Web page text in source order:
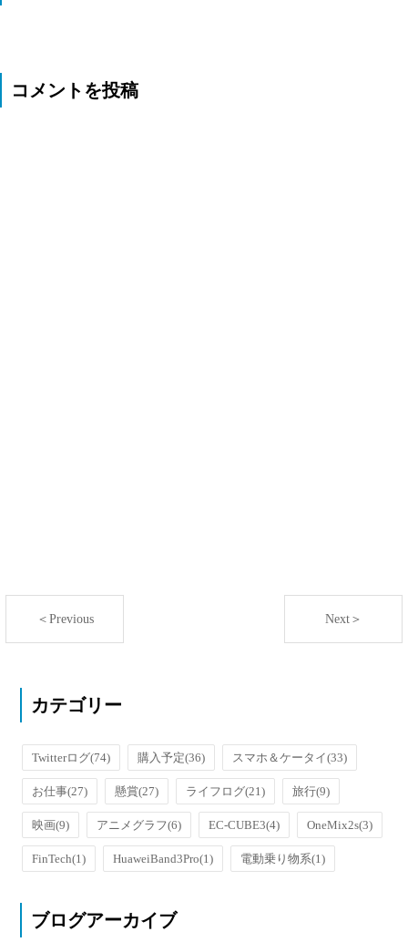
コメントを投稿
＜Previous Next＞
カテゴリー
Twitterログ(74) 購入予定(36) スマホ＆ケータイ(33)
お仕事(27) 懸賞(27) ライフログ(21) 旅行(9)
映画(9) アニメグラフ(6) EC-CUBE3(4) OneMix2s(3)
FinTech(1) HuaweiBand3Pro(1) 電動乗り物系(1)
ブログアーカイブ